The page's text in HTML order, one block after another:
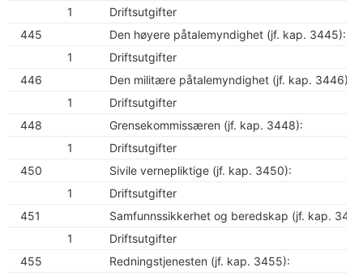
1
Driftsutgifter
445
Den høyere påtalemyndighet (jf. kap. 3445):
1
Driftsutgifter
446
Den militære påtalemyndighet (jf. kap. 3446):
1
Driftsutgifter
448
Grensekommissæren (jf. kap. 3448):
1
Driftsutgifter
450
Sivile vernepliktige (jf. kap. 3450):
1
Driftsutgifter
451
Samfunnssikkerhet og beredskap (jf. kap.
1
Driftsutgifter
455
Redningstjenesten (jf. kap. 3455):